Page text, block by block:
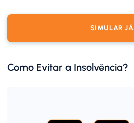
SIMULAR JÁ
Como Evitar a Insolvência?